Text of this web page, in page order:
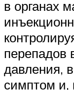
в органах
перепадов
давления,
симптом и,